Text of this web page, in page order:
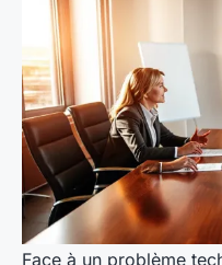
Face à un problème